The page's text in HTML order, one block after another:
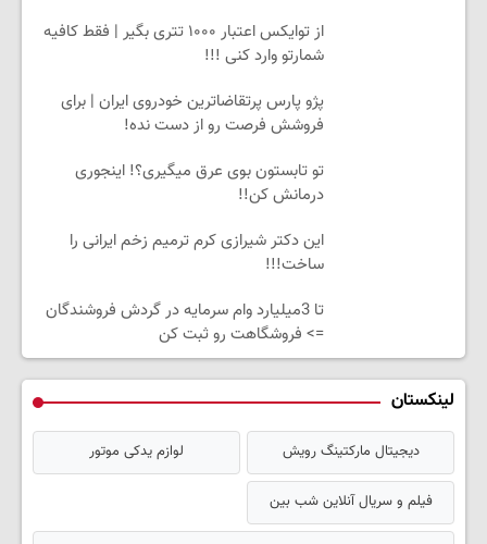
از توایکس اعتبار ۱۰۰۰ تتری بگیر | فقط کافیه
شمارتو وارد کنی !!!
پژو پارس پرتقاضاترین خودروی ایران | برای
فروشش فرصت رو از دست نده!
تو تابستون بوی عرق میگیری؟! اینجوری
درمانش کن!!
این دکتر شیرازی کرم ترمیم زخم ایرانی را
ساخت!!!
تا 3میلیارد وام سرمایه در گردش فروشندگان
=> فروشگاهت رو ثبت کن
لینکستان
دیجیتال مارکتینگ رویش لوازم یدکی موتور
فیلم و سریال آنلاین شب بین